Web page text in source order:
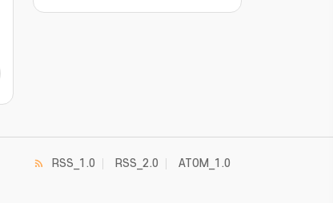
???jsp.display-item.statistics.view???: ,
RSS_1.0 RSS_2.0 ATOM_1.0